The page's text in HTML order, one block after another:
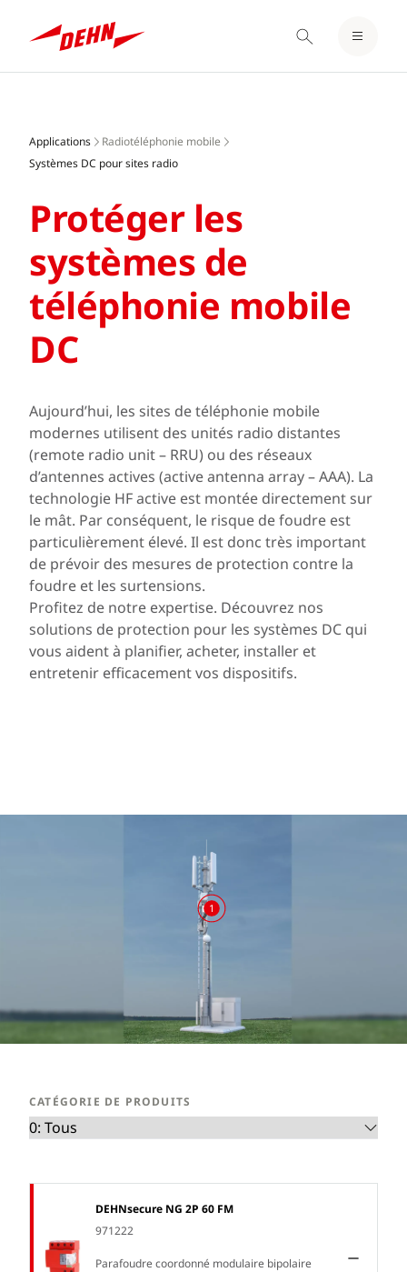
content
LOGIN / REGISTRE
Applications
Radiotéléphonie mobile
Systèmes DC pour sites radio
Protéger les
systèmes de
téléphonie mobile
DC
Aujourd’hui, les sites de téléphonie mobile
modernes utilisent des unités radio distantes
(remote radio unit – RRU) ou des réseaux
d’antennes actives (active antenna array – AAA). La
technologie HF active est montée directement sur
le mât. Par conséquent, le risque de foudre est
particulièrement élevé. Il est donc très important
de prévoir des mesures de protection contre la
foudre et les surtensions.
Profitez de notre expertise. Découvrez nos
solutions de protection pour les systèmes DC qui
vous aident à planifier, acheter, installer et
entretenir efficacement vos dispositifs.
1
CATÉGORIE DE PRODUITS
DEHNsecure NG 2P 60 FM
971222
Parafoudre coordonné modulaire bipolaire